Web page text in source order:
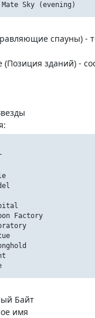
Mate Sky (evening)
спауны) -
зданий) -
Factory
Байт
имя